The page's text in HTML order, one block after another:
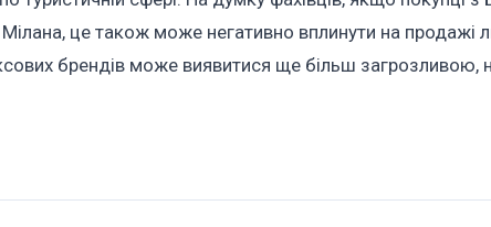
це також може негативно вплинути на продажі
брендів може виявитися ще більш загрозливою,